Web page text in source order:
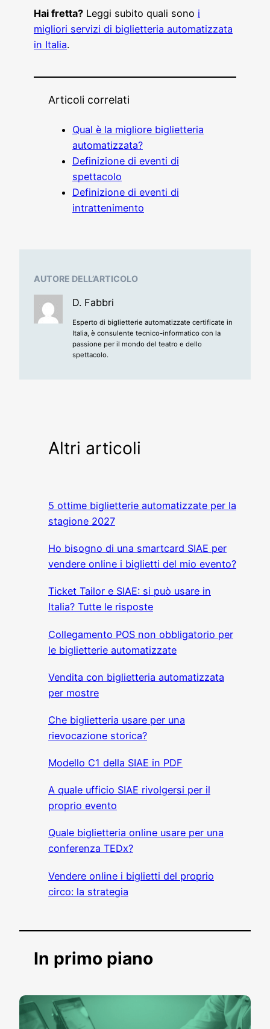
Hai fretta? Leggi subito quali sono i
migliori servizi di biglietteria automatizzata
in Italia.
Articoli correlati
Qual è la migliore biglietteria
automatizzata?
Definizione di eventi di
spettacolo
Definizione di eventi di
intrattenimento
AUTORE DELL’ARTICOLO
D. Fabbri
Esperto di biglietterie automatizzate certificate in
Italia, è consulente tecnico-informatico con la
passione per il mondo del teatro e dello
spettacolo.
Altri articoli
5 ottime biglietterie automatizzate per la
stagione 2027
Ho bisogno di una smartcard SIAE per
vendere online i biglietti del mio evento?
Ticket Tailor e SIAE: si può usare in
Italia? Tutte le risposte
Collegamento POS non obbligatorio per
le biglietterie automatizzate
Vendita con biglietteria automatizzata
per mostre
Che biglietteria usare per una
rievocazione storica?
Modello C1 della SIAE in PDF
A quale ufficio SIAE rivolgersi per il
proprio evento
Quale biglietteria online usare per una
conferenza TEDx?
Vendere online i biglietti del proprio
circo: la strategia
In primo piano